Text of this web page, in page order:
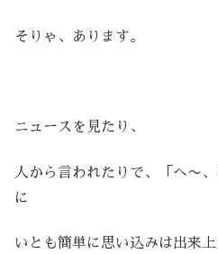
そりゃ、あります。
ニュースを見たり、
人から言われたりで、「へ〜
に
いとも簡単に思い込みは出来上